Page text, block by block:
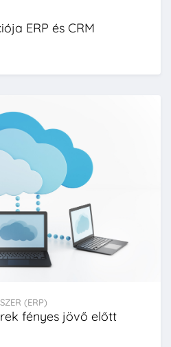
ERP és CRM
(ERP)
fényes jövő előtt